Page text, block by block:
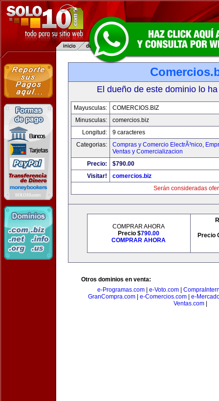
El dueño de este dominio lo
Mayusculas:
COMERCIOS.BIZ
Minusculas:
comercios.biz
Longitud:
9 caracteres
Categorias:
Compras y Comercio ElectrÃ³nico,
Ventas y Comercializacion
Precio:
$790.00
Visitar!
comercios.biz
Serán consideradas
COMPRAR AHORA
Precio $790.00
COMPRAR AHORA
Precio
Otros dominios en venta:
e-Programas.com
e-Voto.com
GranCompra.com
e-Comercios.com
e-
Ventas.com|